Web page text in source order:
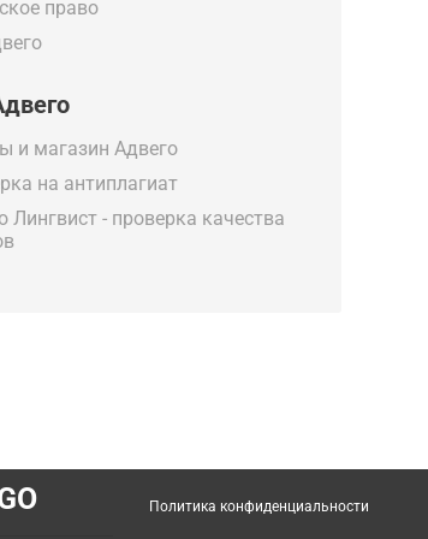
право
и магазин Адвего
на антиплагиат
Лингвист - проверка качества
Политика конфиденциальности